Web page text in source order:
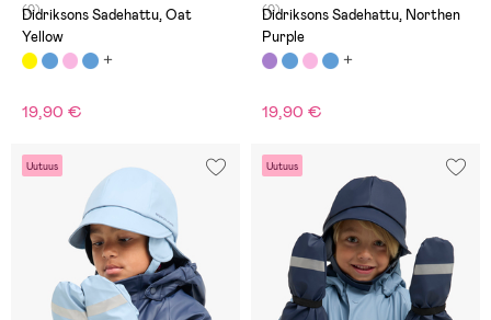
(0)
Didriksons Sadehattu, Oat
Yellow
19,90 €
(0)
Didriksons Sadehattu, Northen
Purple
19,90 €
Uutuus Uutuus